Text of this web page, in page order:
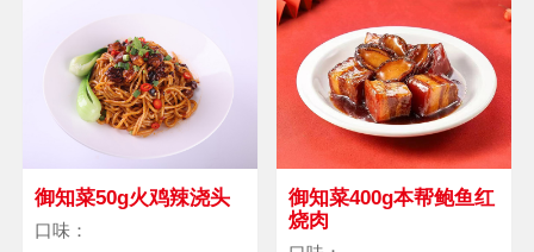
御知菜50g火鸡辣浇头
口味：
御知菜400g本帮鲍鱼红
烧肉